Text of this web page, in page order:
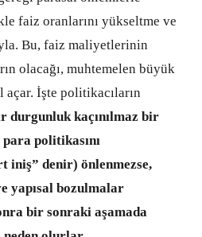
faiz oranlarını yükseltme ve
Bu, faiz maliyetlerinin
olacağı, muhtemelen büyük
İşte politikacıların
durgunluk kaçınılmaz bir
politikasını
iniş” denir) önlenmezse,
yapısal bozulmalar
bir sonraki aşamada